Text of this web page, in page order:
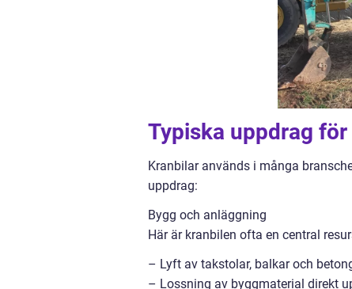
Typiska uppdrag
Kranbilar används i många
uppdrag:
Bygg och anläggning
Här är kranbilen ofta en central
– Lyft av takstolar, balkar och
– Lossning av byggmaterial direkt